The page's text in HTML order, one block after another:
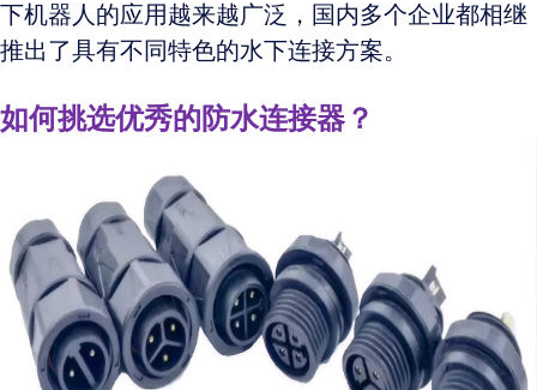
下机器人的应用越来越广泛，国内多个企业都相继
推出了具有不同特色的水下连接方案。
如何挑选优秀的防水连接器？